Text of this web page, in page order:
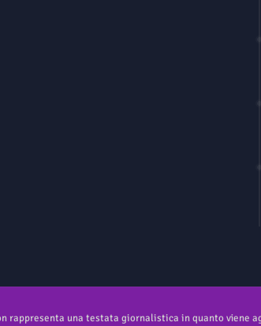
rappresenta una testata giornalistica in quanto viene